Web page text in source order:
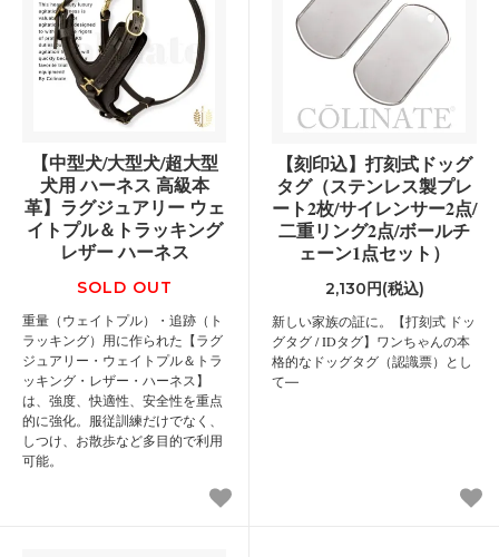
【中型犬/大型犬/超大型
犬用 ハーネス 高級本
革】ラグジュアリー ウェ
イトプル＆トラッキング
レザー ハーネス
SOLD OUT
重量（ウェイトプル）・追跡（ト
ラッキング）用に作られた【ラグ
ジュアリー・ウェイトプル＆トラ
ッキング・レザー・ハーネス】
は、強度、快適性、安全性を重点
的に強化。服従訓練だけでなく、
しつけ、お散歩など多目的で利用
可能。
【刻印込】打刻式ドッグ
タグ（ステンレス製プレ
ート2枚/サイレンサー2点/
二重リング2点/ボールチ
ェーン1点セット）
2,130円(税込)
新しい家族の証に。【打刻式 ドッ
グタグ / IDタグ】ワンちゃんの本
格的なドッグタグ（認識票）とし
て―